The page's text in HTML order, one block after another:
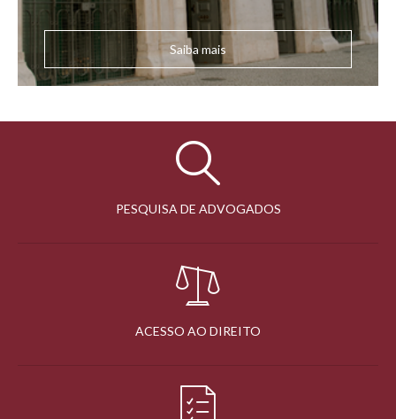
Saiba mais
PESQUISA DE ADVOGADOS
ACESSO AO DIREITO